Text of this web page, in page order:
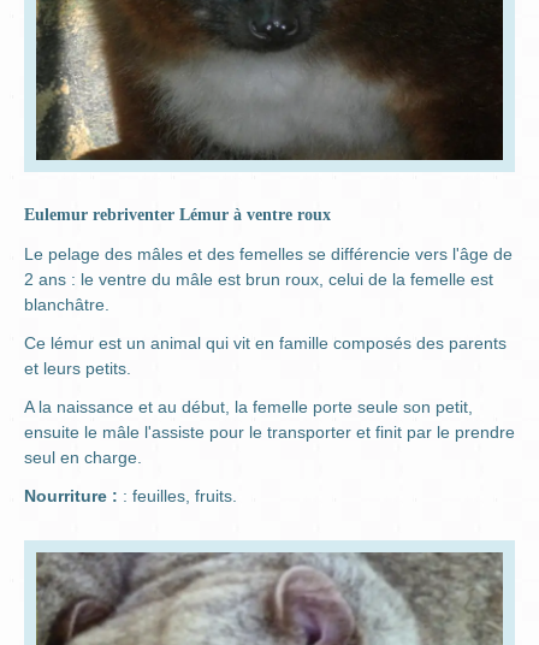
Eulemur rebriventer Lémur à ventre roux
Le pelage des mâles et des femelles se différencie vers l'âge de
2 ans : le ventre du mâle est brun roux, celui de la femelle est
blanchâtre.
Ce lémur est un animal qui vit en famille composés des parents
et leurs petits.
A la naissance et au début, la femelle porte seule son petit,
ensuite le mâle l'assiste pour le transporter et finit par le prendre
seul en charge.
Nourriture : : feuilles, fruits.